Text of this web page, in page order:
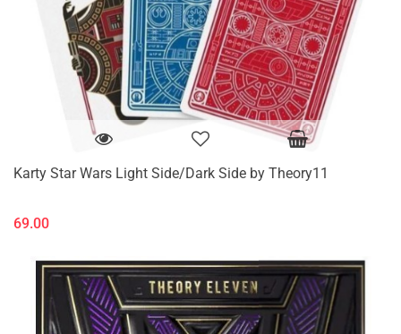
Karty Star Wars Light Side/Dark Side by Theory11
69.00